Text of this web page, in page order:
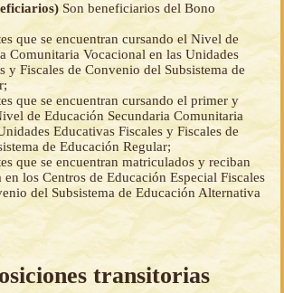
Son beneficiarios del Bono
que se encuentran cursando el Nivel de
Comunitaria Vocacional en las Unidades
y Fiscales de Convenio del Subsistema de
que se encuentran cursando el primer y
de Educación Secundaria Comunitaria
Educativas Fiscales y Fiscales de
de Educación Regular;
que se encuentran matriculados y reciban
los Centros de Educación Especial Fiscales
del Subsistema de Educación Alternativa
transitorias